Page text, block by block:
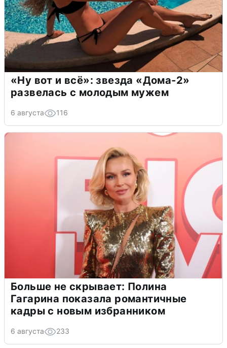
«Ну вот и всё»: звезда «Дома-2»
развелась с молодым мужем
6 августа 116
Больше не скрывает: Полина
Гагарина показала романтичные
кадры с новым избранником
6 августа 233